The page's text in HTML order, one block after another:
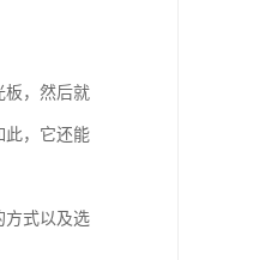
板，然后就
此，它还能
方式以及选